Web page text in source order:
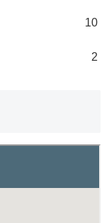
10
2